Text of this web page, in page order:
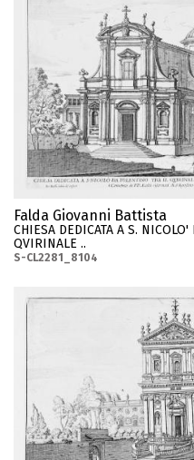
Falda Giovanni Battista
CHIESA DEDICATA A S.
QVIRINALE ..
S-CL2281_8104